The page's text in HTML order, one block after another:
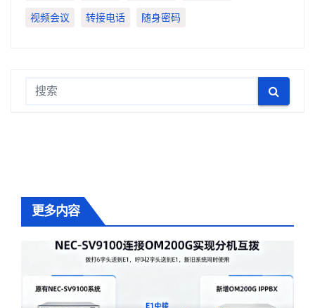
视频会议 转接电话 随身密码
更多内容